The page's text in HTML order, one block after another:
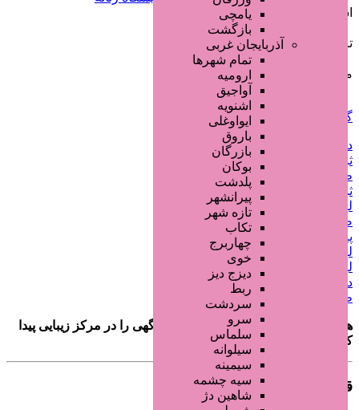
یامچی
بازگشت
آذربایجان غربی
تمام شهر‌ها
ارومیه
آواجیق
اشنویه
ایواوغلی
باروق
بازرگان
بوکان
پلدشت
پیرانشهر
تازه شهر
تکاب
چهاربرج
خوی
دیزج دیز
ربط
سردشت
سرو
سلماس
سیلوانه
سیمینه
سیه چشمه
شاهین دژ
استان / شهر
کرمان
تاریخ انتشار
مبلغ
تماس بگیرید
گزارش مشکل آگهی
دانلود فایل لایه باز گرافیکی
ثبت اینماد
طراحی استوری اینستاگرام
ثبت آگهی املاک (رایگان و نامحدود)
لوازم آرایش لوکس
صفحه اختصاصی مشاغل
پنل پیامکی دائمی با امکانات کامل
لیست سایتهای تبلیغاتی رایگان
لیست سایتهای تبلیغاتی
دامه های رند و خاص
طراحی بنر تبلیغاتی
هنگام تماس فراموش نکنید که بگویید آگهی را در مرکز زیبایی پیدا
کرده اید!
قوانین معامله